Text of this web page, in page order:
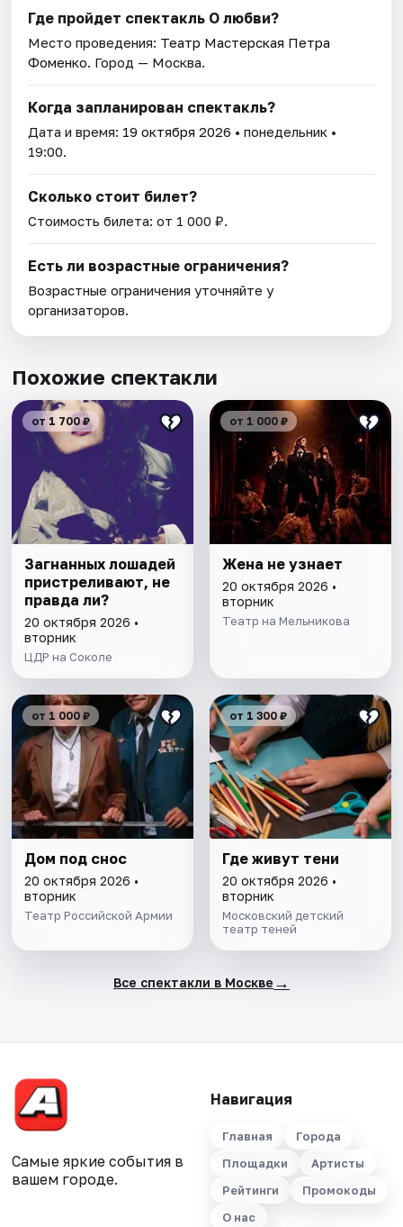
Где пройдет спектакль О любви?
Место проведения: Театр Мастерская Петра
Фоменко. Город — Москва.
Когда запланирован спектакль?
Дата и время: 19 октября 2026 • понедельник •
19:00.
Сколько стоит билет?
Стоимость билета: от 1 000 ₽.
Есть ли возрастные ограничения?
Возрастные ограничения уточняйте у
организаторов.
Похожие спектакли
от 1 700 ₽
Загнанных лошадей
пристреливают, не
правда ли?
20 октября 2026 •
вторник
ЦДР на Соколе
от 1 000 ₽
Жена не узнает
20 октября 2026 •
вторник
Театр на Мельникова
от 1 000 ₽
Дом под снос
20 октября 2026 •
вторник
Театр Российской Армии
от 1 300 ₽
Где живут тени
20 октября 2026 •
вторник
Московский детский
театр теней
Все спектакли в Москве →
Самые яркие события в
вашем городе.
Навигация
Главная
Города
Площадки
Артисты
Рейтинги
Промокоды
О нас